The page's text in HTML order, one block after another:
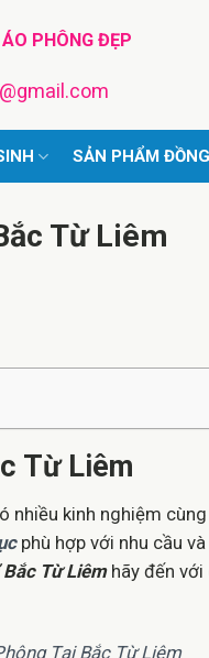
PHÔNG ĐẸP
SẢN PHẨM
Từ Liêm
Từ Liêm
kinh nghiệm
phù hợp với nhu cầu
Từ Liêmhãy đến với